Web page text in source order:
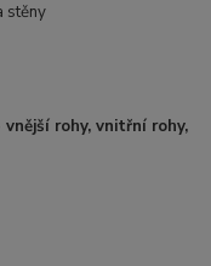
stěny
rohy, vnitřní rohy,